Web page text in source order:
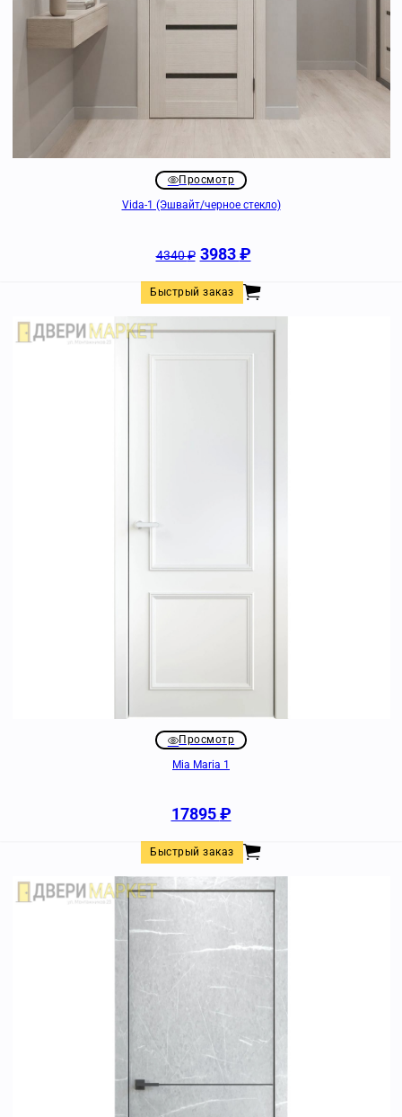
Просмотр
Vida-1 (Эшвайт/черное стекло)
4340₽ 3983₽
Быстрый заказ
Просмотр
Mia Maria 1
17895₽
Быстрый заказ